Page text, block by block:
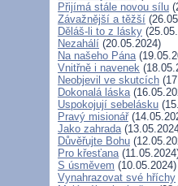
Přijímá stále novou sílu
Závažnější a těžší
Děláš-li to z lásky
Nezahálí (20.05.2024)
Na našeho Pána
Vnitřně i navenek
Neobjevil ve skutcích
Dokonalá láska
Uspokojují sebelásku
Pravý misionář
Jako zahrada
Důvěřujte Bohu
Pro křesťana
S úsměvem (10.05.2024)
Vynahrazovat své hříchy